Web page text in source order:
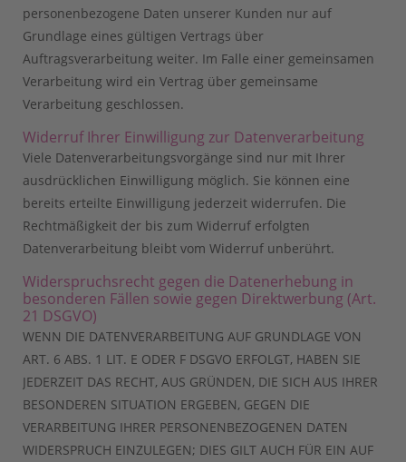
personenbezogene Daten unserer Kunden nur auf
Grundlage eines gültigen Vertrags über
Auftragsverarbeitung weiter. Im Falle einer gemeinsamen
Verarbeitung wird ein Vertrag über gemeinsame
Verarbeitung geschlossen.
Widerruf Ihrer Einwilligung zur Datenverarbeitung
Viele Datenverarbeitungsvorgänge sind nur mit Ihrer
ausdrücklichen Einwilligung möglich. Sie können eine
bereits erteilte Einwilligung jederzeit widerrufen. Die
Rechtmäßigkeit der bis zum Widerruf erfolgten
Datenverarbeitung bleibt vom Widerruf unberührt.
Widerspruchsrecht gegen die Datenerhebung in
besonderen Fällen sowie gegen Direktwerbung (Art.
21 DSGVO)
WENN DIE DATENVERARBEITUNG AUF GRUNDLAGE VON
ART. 6 ABS. 1 LIT. E ODER F DSGVO ERFOLGT, HABEN SIE
JEDERZEIT DAS RECHT, AUS GRÜNDEN, DIE SICH AUS IHRER
BESONDEREN SITUATION ERGEBEN, GEGEN DIE
VERARBEITUNG IHRER PERSONENBEZOGENEN DATEN
WIDERSPRUCH EINZULEGEN; DIES GILT AUCH FÜR EIN AUF